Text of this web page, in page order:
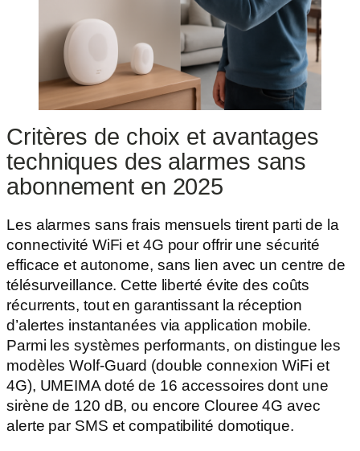
Critères de choix et avantages
techniques des alarmes sans
abonnement en 2025
Les alarmes sans frais mensuels tirent parti de la
connectivité WiFi et 4G pour offrir une sécurité
efficace et autonome, sans lien avec un centre de
télésurveillance. Cette liberté évite des coûts
récurrents, tout en garantissant la réception
d’alertes instantanées via application mobile.
Parmi les systèmes performants, on distingue les
modèles Wolf-Guard (double connexion WiFi et
4G), UMEIMA doté de 16 accessoires dont une
sirène de 120 dB, ou encore Clouree 4G avec
alerte par SMS et compatibilité domotique.